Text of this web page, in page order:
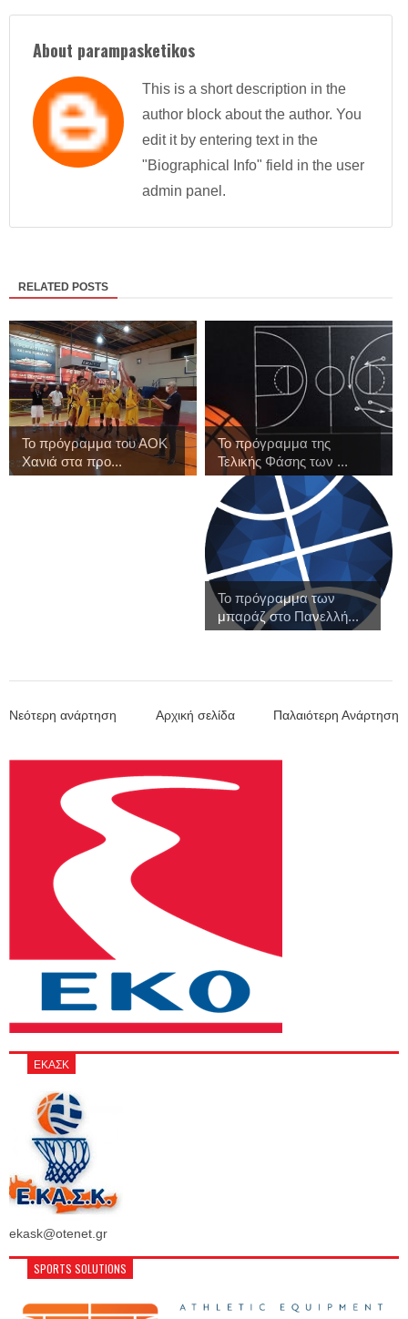
About parampasketikos
This is a short description in the
author block about the author. You
edit it by entering text in the
"Biographical Info" field in the user
admin panel.
RELATED POSTS
Το πρόγραμμα του ΑΟΚ
Χανιά στα προ...
Το πρόγραμμα της
Τελικής Φάσης των ...
Το πρόγραμμα των
μπαράζ στο Πανελλή...
Νεότερη ανάρτηση Παλαιότερη Ανάρτηση
Αρχική σελίδα
ΕΚΑΣΚ
ekask@otenet.gr
SPORTS SOLUTIONS